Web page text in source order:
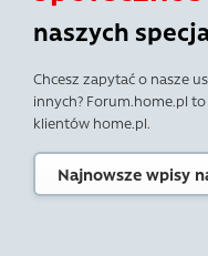
naszych
Chcesz zapytać o nasze
innych? Forum.home.pl
klientów home.pl.
Najnowsze wpisy